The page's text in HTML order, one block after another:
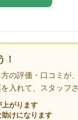
！
の評価・口コミが
入れて、スタッフ
がります
けになります